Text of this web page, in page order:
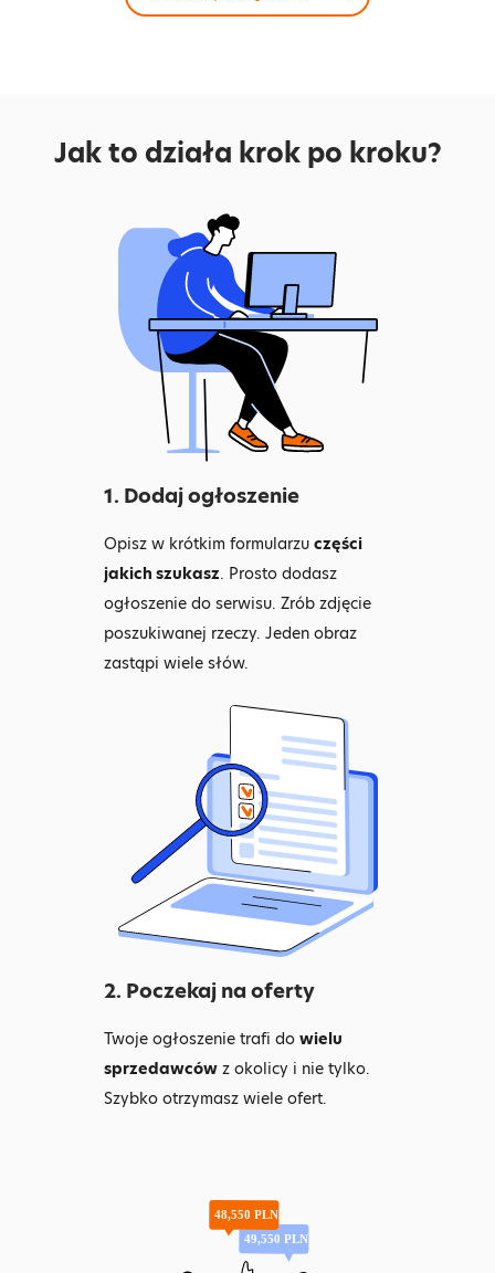
Jak to działa krok po kroku?
1. Dodaj ogłoszenie
Opisz w krótkim formularzu części
jakich szukasz. Prosto dodasz
ogłoszenie do serwisu. Zrób zdjęcie
poszukiwanej rzeczy. Jeden obraz
zastąpi wiele słów.
2. Poczekaj na oferty
Twoje ogłoszenie trafi do wielu
sprzedawców z okolicy i nie tylko.
Szybko otrzymasz wiele ofert.